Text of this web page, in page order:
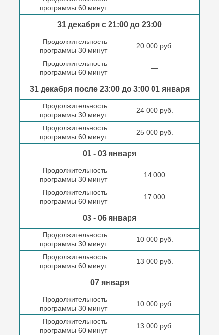
программы 60 минут
—
31 декабря с 21:00 до 23:00
Продолжительность
программы 30 минут
20 000 руб.
Продолжительность
программы 60 минут
—
31 декабря после23:00 до 3:0001 января
Продолжительность
программы 30 минут
24 000 руб.
Продолжительность
программы 60 минут
25 000 руб.
01 - 03 января
Продолжительность
программы 30 минут
14 000
Продолжительность
программы 60 минут
17 000
03 - 06 января
Продолжительность
программы 30 минут
10 000 руб.
Продолжительность
программы 60 минут
13 000 руб.
07 января
Продолжительность
программы 30 минут
10 000 руб.
Продолжительность
программы 60 минут
13 000 руб.